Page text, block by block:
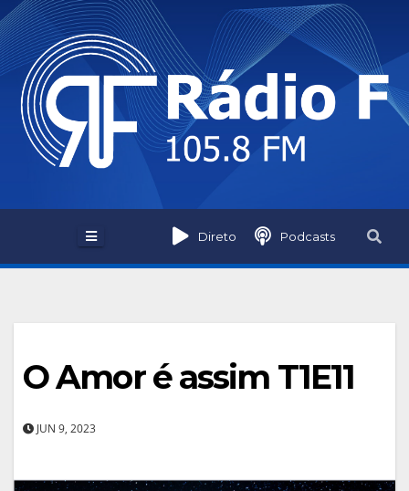
Skip
to
content
Direto Podcasts
O Amor é assim T1E11
JUN 9, 2023